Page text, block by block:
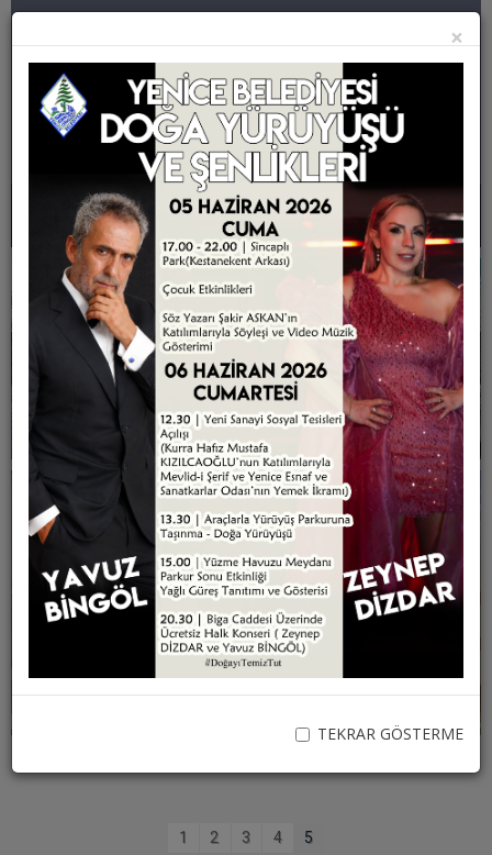
yabancı
|
Menü
ANASAYFA
KURUMSAL
Eski Belediye Başkanları
Meclis Üyeleri
Belediye Personeli
Resmi İlan Portalı
BAŞKAN
Başkanın Özgeçmişi
Başkanın Mesajı
Başkana Mesaj
×
TEKRAR GÖSTERME
ESKİ DÜĞÜN SALONUNUN ÇATI YENİLEMESİ
1 2 3 4 5